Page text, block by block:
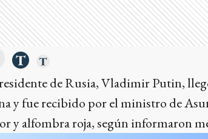
de Rusia, Vladimir Putin,
y fue recibido por el ministro de
y alfombra roja, según informaron